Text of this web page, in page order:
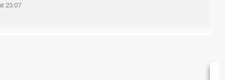
23:07